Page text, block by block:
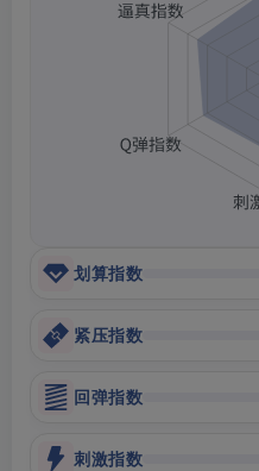
划算指数
紧压指数
回弹指数
刺激指数